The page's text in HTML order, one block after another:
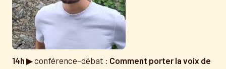
14h ▶ conférence–débat : Comment porter la voix de